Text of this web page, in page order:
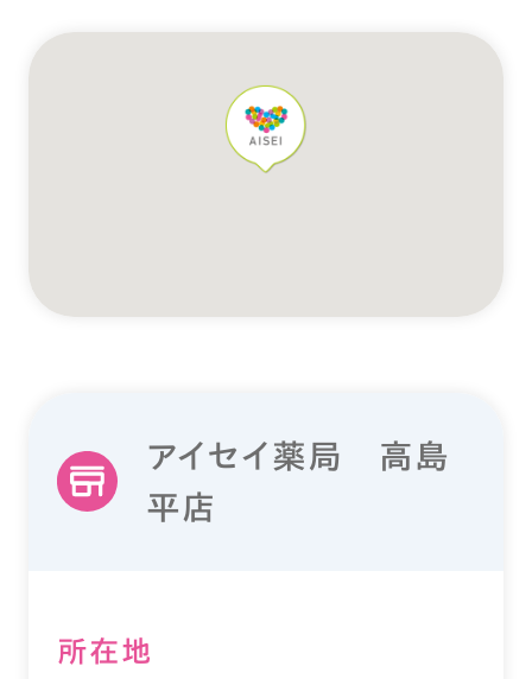
アイセイ薬局 高島
平店
所在地